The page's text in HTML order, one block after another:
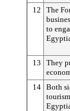
12
The
to
13
They
14 Both